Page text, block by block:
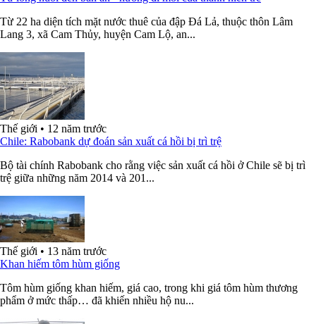
Từ 22 ha diện tích mặt nước thuê của đập Đá Lả, thuộc thôn Lâm
Lang 3, xã Cam Thủy, huyện Cam Lộ, an...
Thế giới • 12 năm trước
Chile: Rabobank dự đoán sản xuất cá hồi bị trì trệ
Bộ tài chính Rabobank cho rằng việc sản xuất cá hồi ở Chile sẽ bị trì
trệ giữa những năm 2014 và 201...
Thế giới • 13 năm trước
Khan hiếm tôm hùm giống
Tôm hùm giống khan hiếm, giá cao, trong khi giá tôm hùm thương
phẩm ở mức thấp… đã khiến nhiều hộ nu...